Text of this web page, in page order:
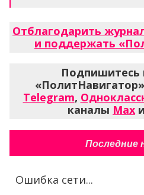
Отблагодарить
и поддержать
Подпишитесь
Telegram,
каналы Max и
Последние
Ошибка сети...